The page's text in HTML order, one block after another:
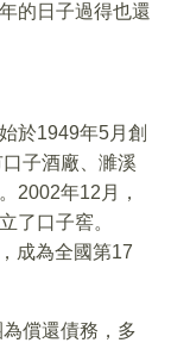
的日子過得也還
於1949年5月創
子酒廠、濉溪
2002年12月，
了口子窖。
成為全國第17
償還債務，多